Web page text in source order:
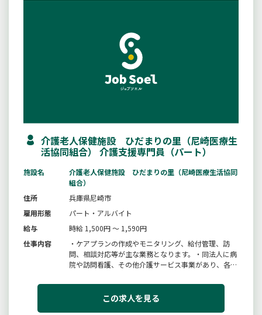
介護老人保健施設 ひだまりの里（尼崎医療生
活協同組合） 介護支援専門員（パート）
施設名
介護老人保健施設 ひだまりの里（尼崎医療生活協同
組合）
住所
兵庫県尼崎市
雇用形態
パート・アルバイト
給与
時給 1,500円 ～ 1,590円
仕事内容
・ケアプランの作成やモニタリング、給付管理、訪
問、相談対応等が主な業務となります。・同法人に病
院や訪問看護、その他介護サービス事業があり、各職
初めての方も、マニュアルやチェックリストを活用し
ながら安心して仕事ができます。〈変更範囲：変更な
この求人を見る